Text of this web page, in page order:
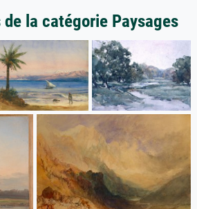
la catégorie Paysages